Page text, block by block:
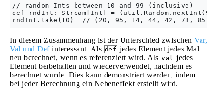
// random Ints between 10 and 99 (inclusive)
def rndInt: Stream[Int] =
In diesem Zusammenhang ist der Unterschied zwischen Var,
Val und Definteressant. Als def jedes Element jedes Mal
neu berechnet, wenn es referenziert wird. Als val jedes
Element beibehalten und wiederverwendet, nachdem es
berechnet wurde. Dies kann demonstriert werden, indem
bei jeder Berechnung ein Nebeneffekt erstellt wird.